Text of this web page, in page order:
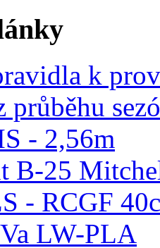
k
průběhu
- 2,56m
B-25
- RCGF
LW-PLA